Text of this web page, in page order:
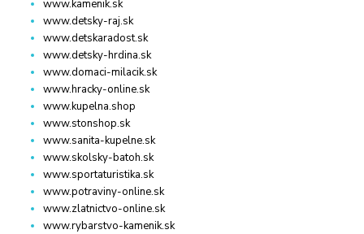
www.kamenik.sk
www.detsky-raj.sk
www.detskaradost.sk
www.detsky-hrdina.sk
www.domaci-milacik.sk
www.hracky-online.sk
www.kupelna.shop
www.stonshop.sk
www.sanita-kupelne.sk
www.skolsky-batoh.sk
www.sportaturistika.sk
www.potraviny-online.sk
www.zlatnictvo-online.sk
www.rybarstvo-kamenik.sk